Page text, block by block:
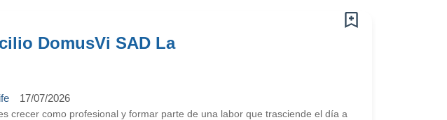
DomusVi SAD La
17/07/2026
crecer como profesional y formar parte de una labor que trasciende el día a